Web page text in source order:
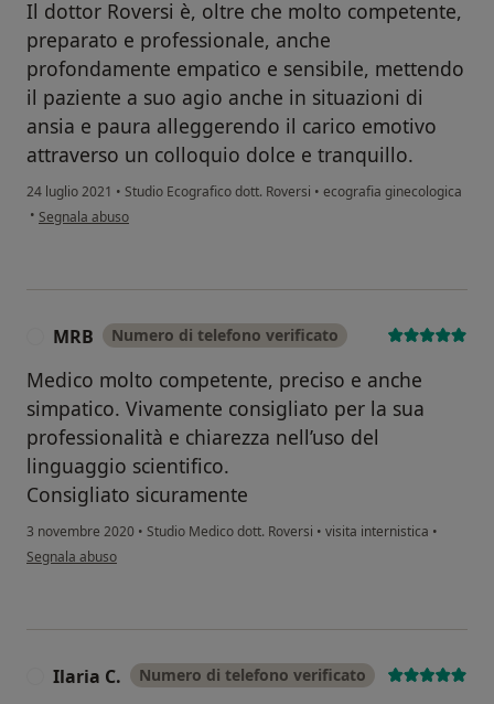
Il dottor Roversi è, oltre che molto competente,
preparato e professionale, anche
profondamente empatico e sensibile, mettendo
il paziente a suo agio anche in situazioni di
ansia e paura alleggerendo il carico emotivo
attraverso un colloquio dolce e tranquillo.
24 luglio 2021 • Studio Ecografico dott. Roversi • ecografia ginecologica
• secondo l'opinione dell'utente Chiara Grasso
Segnala abuso
MRB Numero di telefono verificato
Medico molto competente, preciso e anche
simpatico. Vivamente consigliato per la sua
professionalità e chiarezza nell’uso del
linguaggio scientifico.
Consigliato sicuramente
3 novembre 2020 • Studio Medico dott. Roversi • visita internistica •
secondo l'opinione dell'utente MRB
Segnala abuso
Ilaria C. Numero di telefono verificato